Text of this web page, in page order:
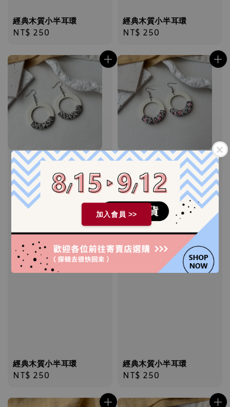
加入會員 >>
經典木質小半耳環
Regular
NT$ 250
經典木質小半耳環
Regular
NT$ 250
經典木質小半耳環
Regular
NT$ 250
經典木質小半耳環
Regular
NT$ 250